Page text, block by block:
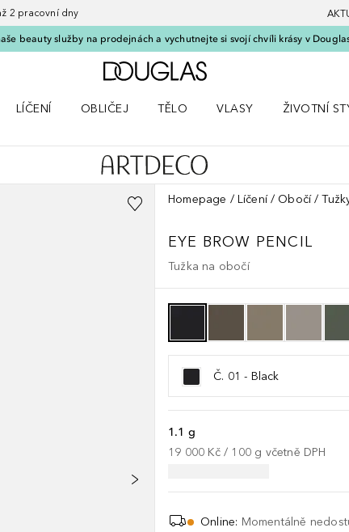
2 pracovní dny
beauty služby na prodejnách a vychutnejte si svojí chvíli krásy v
Domů
LÍČENÍ
OBLIČEJ
TĚLO
VLASY
ŽIVOTNÍ
Homepage Líčení Obočí
EYE BROW PENCIL
Tužka na obočí
Č. 01 - Black
1.1 g
19 000 Kč / 100 g včetně DPH
Online: Momentálně